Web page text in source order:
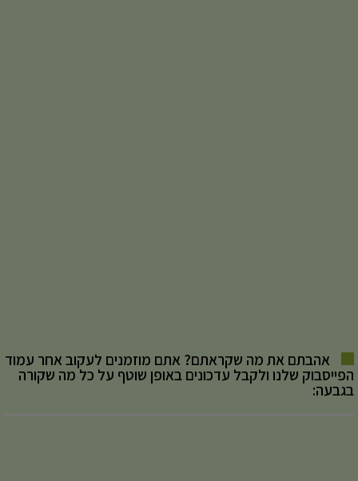
אהבתם את מה שקראתם? אתם מוזמנים לעקוב אחר עמוד
הפייסבוק שלנו ולקבל עדכונים באופן שוטף על כל מה שקורה
בגבעה: